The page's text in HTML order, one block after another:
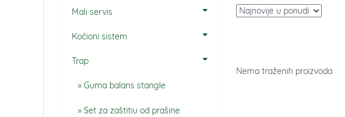
Mali servis
Kočioni sistem
Trap
Guma balans stangle
Set za zaštitiu od prašine
Nema traženih proizvoda